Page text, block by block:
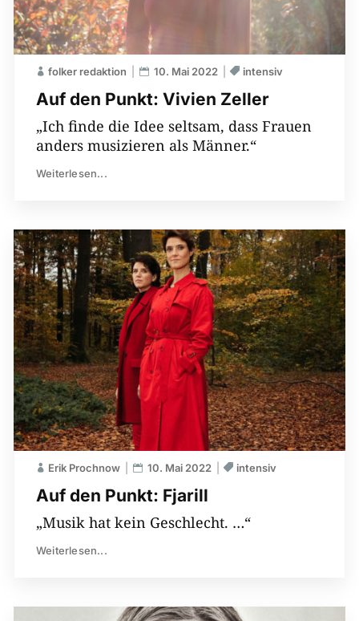
Auf den Punkt: Vivien Zeller
folker redaktion 10. Mai 2022 intensiv
„Ich finde die Idee seltsam, dass Frauen
anders musizieren als Männer.“
Weiterlesen...
Auf den Punkt: Fjarill
Erik Prochnow 10. Mai 2022 intensiv
„Musik hat kein Geschlecht. …“
Weiterlesen...